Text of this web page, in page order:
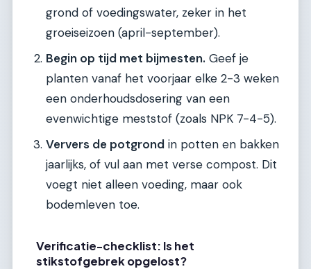
grond of voedingswater, zeker in het
groeiseizoen (april-september).
Begin op tijd met bijmesten. Geef je
planten vanaf het voorjaar elke 2-3 weken
een onderhoudsdosering van een
evenwichtige meststof (zoals NPK 7-4-5).
Ververs de potgrond in potten en bakken
jaarlijks, of vul aan met verse compost. Dit
voegt niet alleen voeding, maar ook
bodemleven toe.
Verificatie-checklist: Is het
stikstofgebrek opgelost?